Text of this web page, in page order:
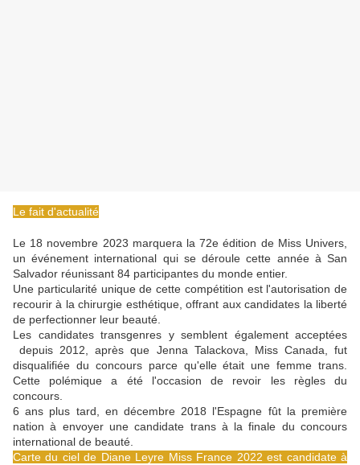
Le fait d'actualité
Le 18 novembre 2023 marquera la 72e édition de Miss Univers,
un événement international qui se déroule cette année à San
Salvador réunissant 84 participantes du monde entier.
Une particularité unique de cette compétition est l'autorisation de
recourir à la chirurgie esthétique, offrant aux candidates la liberté
de perfectionner leur beauté.
Les candidates transgenres y semblent également acceptées
depuis 2012, après que Jenna Talackova, Miss Canada, fut
disqualifiée du concours parce qu'elle était une femme trans.
Cette polémique a été l'occasion de revoir les règles du
concours.
6 ans plus tard, en décembre 2018 l'Espagne fût la première
nation à envoyer une candidate trans à la finale du concours
international de beauté.
Carte du ciel de Diane Leyre Miss France 2022 est candidate à